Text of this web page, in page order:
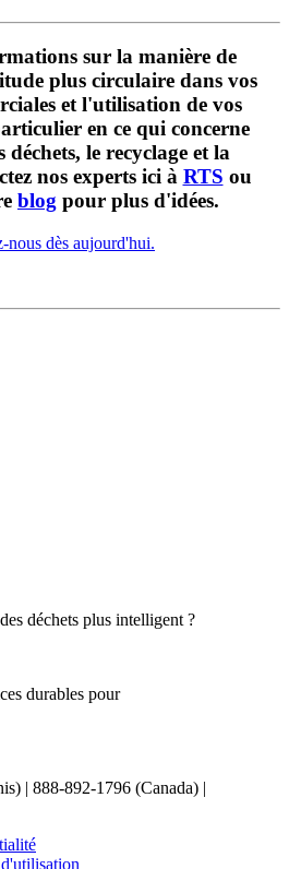
sur la manière de
plus circulaire dans vos
et l'utilisation de vos
en ce qui concerne
le recyclage et la
nos experts ici à RTS ou
blog pour plus d'idées.
nous dès aujourd'hui.
déchets plus intelligent ?
durables pour
| 888-892-1796 (Canada) |